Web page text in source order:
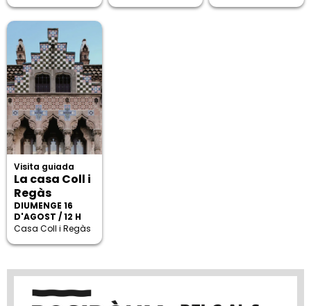
Visita guiada
La casa Coll i
Regàs
DIUMENGE 16
D'AGOST / 12 H
Casa Coll i Regàs